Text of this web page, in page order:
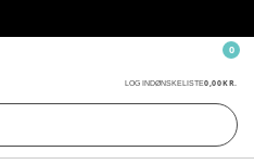
LOG INDØNSKELISTE0,00 KR.
0